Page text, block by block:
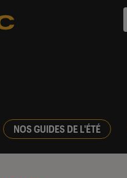
NOS GUIDES DE L'ÉTÉ